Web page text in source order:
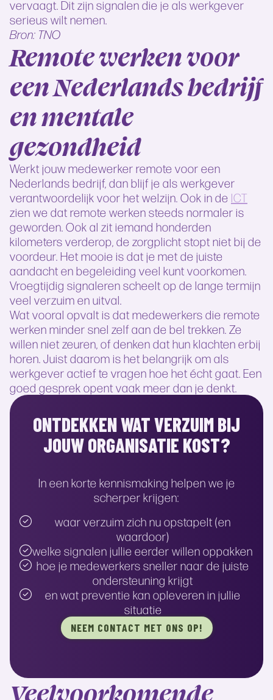
vervaagt. Dit zijn signalen die je als werkgever
serieus wilt nemen.
Bron: TNO
Remote werken voor
een Nederlands bedrijf
en mentale
gezondheid
Werkt jouw medewerker remote voor een
Nederlands bedrijf, dan blijf je als werkgever
verantwoordelijk voor het welzijn. Ook in de ICT
zien we dat remote werken steeds normaler is
geworden. Ook al zit iemand honderden
kilometers verderop, de zorgplicht stopt niet bij de
voordeur. Het mooie is dat je met de juiste
aandacht en begeleiding veel kunt voorkomen.
Vroegtijdig signaleren scheelt op de lange termijn
veel verzuim en uitval.
Wat vooral opvalt is dat medewerkers die remote
werken minder snel zelf aan de bel trekken. Ze
willen niet zeuren, of denken dat hun klachten erbij
horen. Juist daarom is het belangrijk om als
werkgever actief te vragen hoe het écht gaat. Een
goed gesprek opent vaak meer dan je denkt.
ONTDEKKEN WAT VERZUIM BIJ
JOUW ORGANISATIE KOST?
In een korte kennismaking helpen we je
scherper krijgen:
waar verzuim zich nu opstapelt (en
waardoor)
welke signalen jullie eerder willen oppakken
hoe je medewerkers sneller naar de juiste
ondersteuning krijgt
en wat preventie kan opleveren in jullie
situatie
NEEM CONTACT MET ONS OP!
Veelvoorkomende